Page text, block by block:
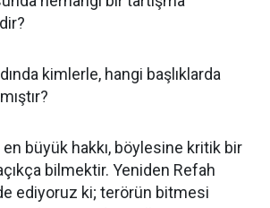
kimlerle, hangi başlıklarda
büyük hakkı, böylesine kritik bir
bilmektir. Yeniden Refah
ediyoruz ki; terörün bitmesi